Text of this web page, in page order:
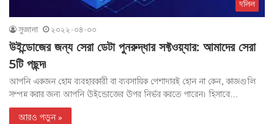
দলিল
সুজানা ২০২২-০৪-০৩
উইন্ডোজের জন্য সেরা ডেটা পুনরুদ্ধার সফ্টওয়্যার: আমাদের সেরা
5টি পছন্দ৷
আপনি একজন হোম ব্যবহারকারী বা ব্যবসায়িক পেশাদারই হোন না কেন, কাজগুলি
সম্পন্ন করার জন্য আপনি উইন্ডোজের উপর নির্ভর করতে পারেন। হিসাবে…
আরও পড়ুন »